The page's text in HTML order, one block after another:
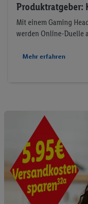
Produktratgeber:
Mit einem Gaming
werden Online-Duelle
Mehr erfahren